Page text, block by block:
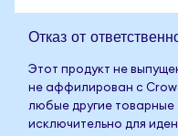
Отказ от
Этот продукт не
не аффилирован с
любые другие товарные
исключительно для